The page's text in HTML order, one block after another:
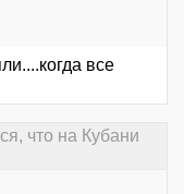
все
что на Кубани